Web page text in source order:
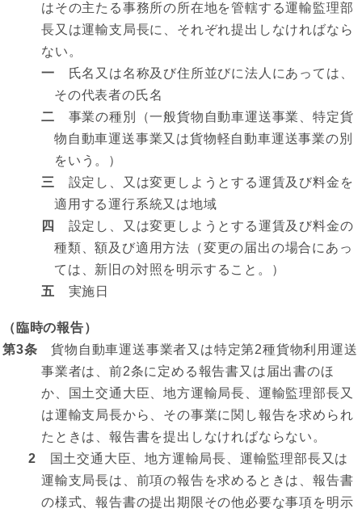
はその主たる事務所の所在地を管轄する運輸監理部
長又は運輸支局長に、それぞれ提出しなければなら
ない。
一 氏名又は名称及び住所並びに法人にあっては、
その代表者の氏名
二 事業の種別（一般貨物自動車運送事業、特定貨
物自動車運送事業又は貨物軽自動車運送事業の別
をいう。）
三
設定し、又は変更しようとする運賃及び料金を
適用する運行系統又は地域
四
設定し、又は変更しようとする運賃及び料金の
種類、額及び適用方法（変更の届出の場合にあっ
ては、新旧の対照を明示すること。）
五 実施日
（臨時の報告）
第3条 貨物自動車運送事業者又は特定第2種貨物利用運送
事業者は、前2条に定める報告書又は届出書のほ
か、国土交通大臣、地方運輸局長、運輸監理部長又
は運輸支局長から、その事業に関し報告を求められ
たときは、報告書を提出しなければならない。
2 国土交通大臣、地方運輸局長、運輸監理部長又は
運輸支局長は、前項の報告を求めるときは、報告書
の様式、報告書の提出期限その他必要な事項を明示